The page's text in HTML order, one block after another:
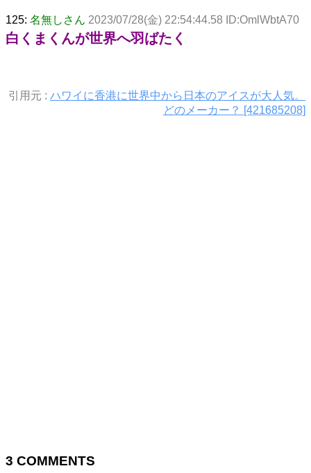
125: 名無しさん 2023/07/28(金) 22:54:44.58 ID:OmlWbtA70
白くまくんが世界へ羽ばたく
引用元 : ハワイに香港に世界中から日本のアイスが大人気。
どのメーカー？ [421685208]
3 COMMENTS